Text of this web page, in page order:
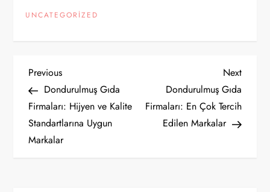
UNCATEGORIZED
Y
a
z
Previous
Post
Previous
Dondurulmuş Gıda
Firmaları: Hijyen ve Kalite
Standartlarına Uygun
Markalar
Next
Post
Next
Dondurulmuş Gıda
Firmaları: En Çok Tercih
Edilen Markalar